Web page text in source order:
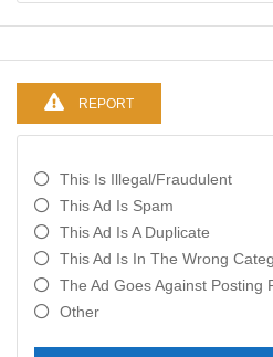
REPORT
This Is Illegal/fraudulent
This Ad Is Spam
This Ad Is A Duplicate
This Ad Is In The Wrong
The Ad Goes Against Posting
Other